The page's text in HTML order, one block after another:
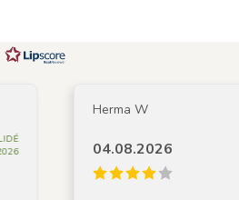
Herma W
04.08.2026